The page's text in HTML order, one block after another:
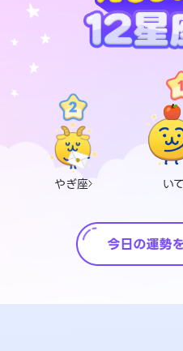
やぎ座 い